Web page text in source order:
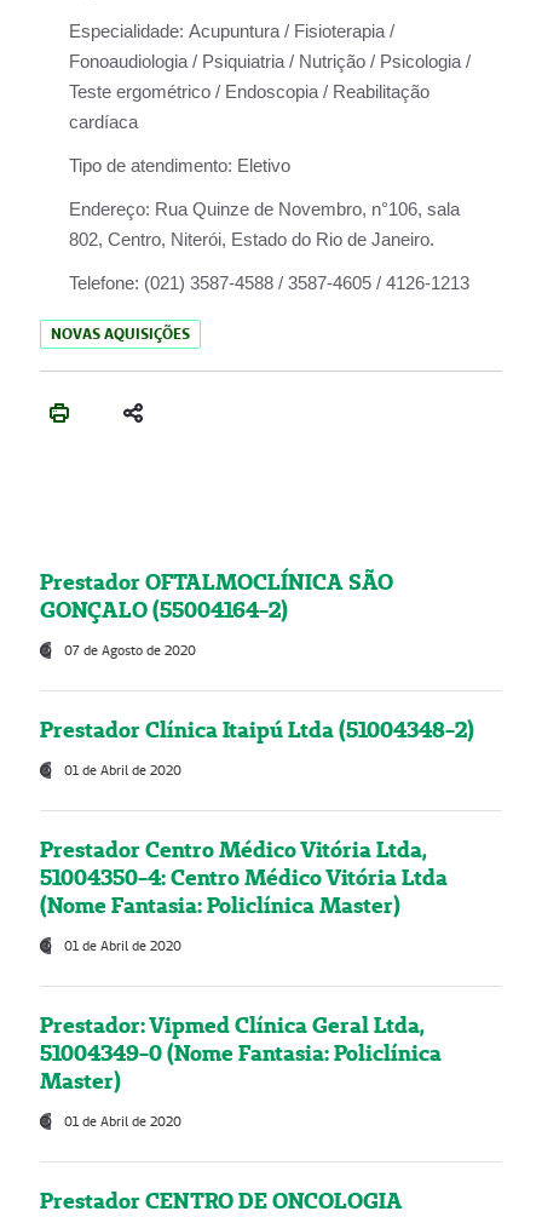
Especialidade: Acupuntura / Fisioterapia /
Fonoaudiologia / Psiquiatria / Nutrição / Psicologia /
Teste ergométrico / Endoscopia / Reabilitação
cardíaca
Tipo de atendimento: Eletivo
Endereço: Rua Quinze de Novembro, n°106, sala
802, Centro, Niterói, Estado do Rio de Janeiro.
Telefone: (021) 3587-4588 / 3587-4605 / 4126-1213
NOVAS AQUISIÇÕES
Prestador OFTALMOCLÍNICA SÃO
GONÇALO (55004164-2)
07 de Agosto de 2020
Prestador Clínica Itaipú Ltda (51004348-2)
01 de Abril de 2020
Prestador Centro Médico Vitória Ltda,
51004350-4: Centro Médico Vitória Ltda
(Nome Fantasia: Policlínica Master)
01 de Abril de 2020
Prestador: Vipmed Clínica Geral Ltda,
51004349-0 (Nome Fantasia: Policlínica
Master)
01 de Abril de 2020
Prestador CENTRO DE ONCOLOGIA